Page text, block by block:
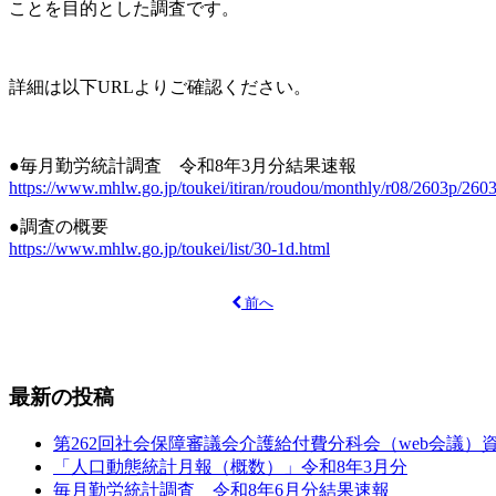
ことを目的とした調査です。
詳細は以下URLよりご確認ください。
●毎月勤労統計調査 令和8年3月分結果速報
https://www.mhlw.go.jp/toukei/itiran/roudou/monthly/r08/2603p/
●調査の概要
https://www.mhlw.go.jp/toukei/list/30-1d.html
前へ
最新の投稿
第262回社会保障審議会介護給付費分科会（web会議）
「人口動態統計月報（概数）」令和8年3月分
毎月勤労統計調査 令和8年6月分結果速報